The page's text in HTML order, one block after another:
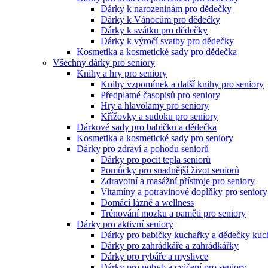
Dárky k narozeninám pro dědečky
Dárky k Vánocům pro dědečky
Dárky k svátku pro dědečky
Dárky k výročí svatby pro dědečky
Kosmetika a kosmetické sady pro dědečka
Všechny dárky pro seniory
Knihy a hry pro seniory
Knihy vzpomínek a další knihy pro seniory
Předplatné časopisů pro seniory
Hry a hlavolamy pro seniory
Křížovky a sudoku pro seniory
Dárkové sady pro babičku a dědečka
Kosmetika a kosmetické sady pro seniory
Dárky pro zdraví a pohodu seniorů
Dárky pro pocit tepla seniorů
Pomůcky pro snadnější život seniorů
Zdravotní a masážní přístroje pro seniory
Vitamíny a potravinové doplňky pro seniory
Domácí lázně a wellness
Trénování mozku a paměti pro seniory
Dárky pro aktivní seniory
Dárky pro babičky kuchařky a dědečky
Dárky pro zahrádkáře a zahrádkářky
Dárky pro rybáře a myslivce